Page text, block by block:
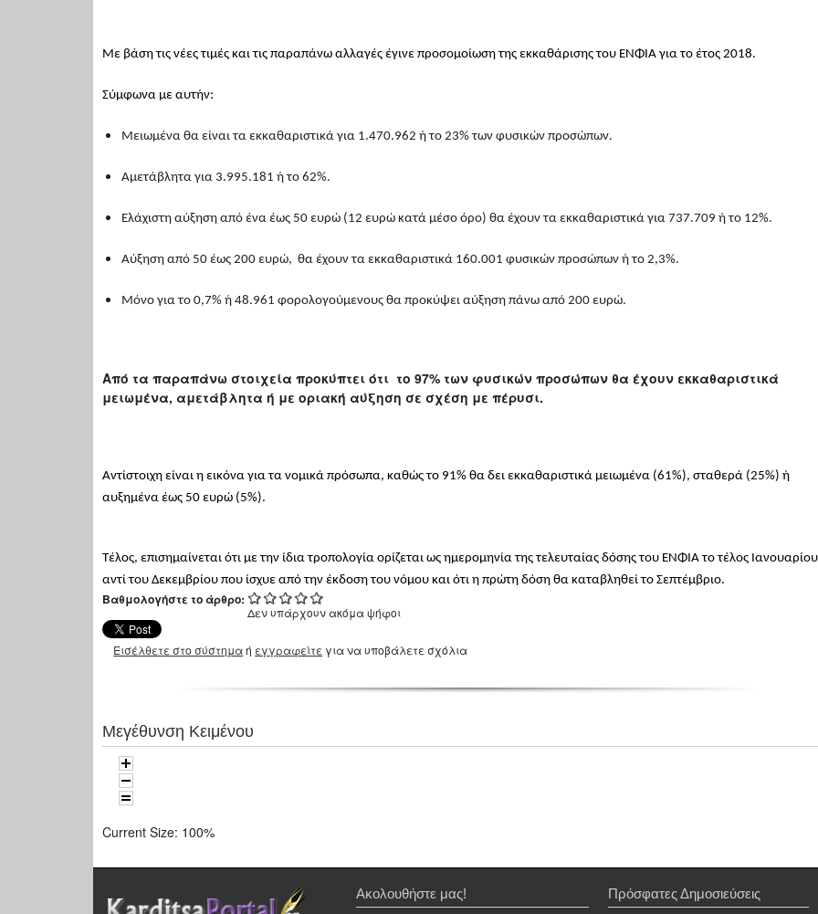
Με βάση τις νέες τιμές και τις παραπάνω αλλαγές έγινε προσομοίωση της εκκαθάρισης του ΕΝΦΙΑ για το έτος 2018.
Σύμφωνα με αυτήν:
Μειωμένα θα είναι τα εκκαθαριστικά για 1.470.962 ή το 23% των φυσικών προσώπων.
Αμετάβλητα για 3.995.181 ή το 62%.
Ελάχιστη αύξηση από ένα έως 50 ευρώ (12 ευρώ κατά μέσο όρο) θα έχουν τα εκκαθαριστικά για 737.709 ή το 12%.
Αύξηση από 50 έως 200 ευρώ, θα έχουν τα εκκαθαριστικά 160.001 φυσικών προσώπων ή το 2,3%.
Mόνο για το 0,7% ή 48.961 φορολογούμενους θα προκύψει αύξηση πάνω από 200 ευρώ.
Από τα παραπάνω στοιχεία προκύπτει ότι το 97% των φυσικών προσώπων θα έχουν εκκαθαριστικά
μειωμένα, αμετάβλητα ή με οριακή αύξηση σε σχέση με πέρυσι.
Αντίστοιχη είναι η εικόνα για τα νομικά πρόσωπα, καθώς το 91% θα δει εκκαθαριστικά μειωμένα (61%), σταθερά (25%) ή
αυξημένα έως 50 ευρώ (5%).
Τέλος, επισημαίνεται ότι με την ίδια τροπολογία ορίζεται ως ημερομηνία της τελευταίας δόσης του ΕΝΦΙΑ το τέλος
αντί του Δεκεμβρίου που ίσχυε από την έκδοση του νόμου και ότι η πρώτη δόση θα καταβληθεί το Σεπτέμβριο.
Βαθμολογήστε το άρθρο:
Δεν υπάρχουν ακόμα ψήφοι
Εισέλθετε στο σύστημαή εγγραφείτε για να υποβάλετε σχόλια
Μεγέθυνση Κειμένου
Current Size: 100%
Ακολουθήστε μας!
Πρόσφατες Δημοσιεύσεις